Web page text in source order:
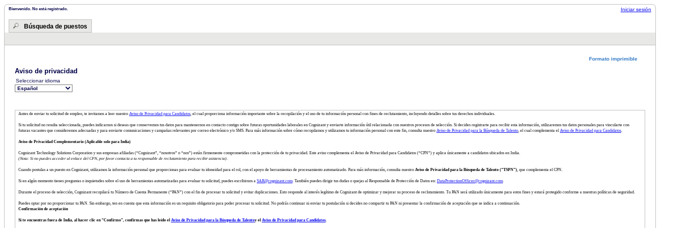
Bienvenido. No está registrado. Iniciar sesión
Búsqueda de puestos
Formato imprimible
Aviso de privacidad
Seleccionar idioma
Antes de enviar tu solicitud de empleo, te invitamos a leer nuestro Aviso de Privacidad para Candidatos, el cual proporciona información importante sobre la recopilación y el uso de tu información personal con fines de reclutamiento, incluyendo detalles sobre tus derechos individuales.
Si tu solicitud no resulta seleccionada, puedes indicarnos si deseas que conservemos tus datos para mantenernos en contacto contigo sobre futuras oportunidades laborales en Cognizant y enviarte información útil relacionada con nuestros procesos de selección. Si decides registrarte para recibir esta información, utilizaremos tus datos personales para vincularte con
futuras vacantes que consideremos adecuadas y para enviarte comunicaciones y campañas relevantes por correo electrónico y/o SMS. Para más información sobre cómo recopilamos y utilizamos tu información personal con este fin, consulta nuestro Aviso de Privacidad para la Búsqueda de Talento, el cual complementa el Aviso de Privacidad para Candidatos.
Aviso de Privacidad Complementario (Aplicable solo para India)
Cognizant Technology Solutions Corporation y sus empresas afiliadas (“Cognizant”, “nosotros” o “nos”) están firmemente comprometidas con la protección de tu privacidad. Este aviso complementa el Aviso de Privacidad para Candidatos (“CPN”) y aplica únicamente a candidatos ubicados en India.
(Nota: Si no puedes acceder al enlace del CPN, por favor contacta a tu responsable de reclutamiento para recibir asistencia).
Cuando postulas a un puesto en Cognizant, utilizamos la información personal que proporcionas para evaluar tu idoneidad para el rol, con el apoyo de herramientas de procesamiento automatizado. Para más información, consulta nuestro Aviso de Privacidad para la Búsqueda de Talento (“TSPN”), que complementa el CPN.
Si en algún momento tienes preguntas o inquietudes sobre el uso de herramientas automatizadas para evaluar tu solicitud, puedes escribirnos a SAR@cognizant.com. También puedes dirigir tus dudas o quejas al Responsable de Protección de Datos en: DataProtectionOfficer@cognizant.com.
Durante el proceso de selección, Cognizant recopilará tu Número de Cuenta Permanente (“PAN”) con el fin de procesar tu solicitud y evitar duplicaciones. Esto responde al interés legítimo de Cognizant de optimizar y mejorar su proceso de reclutamiento. Tu PAN será utilizado únicamente para estos fines y estará protegido conforme a nuestras políticas de seguridad.
Puedes optar por no proporcionar tu PAN. Sin embargo, ten en cuenta que esta información es un requisito obligatorio para poder procesar tu solicitud. No podrás continuar ni enviar tu postulación si decides no compartir tu PAN ni presentar la confirmación de aceptación que se indica a continuación.
Confirmación de aceptación
Si te encuentras fuera de India, al hacer clic en “Confirmo”, confirmas que has leído el Aviso de Privacidad para la Búsqueda de Talentoy el Aviso de Privacidad para Candidatos.